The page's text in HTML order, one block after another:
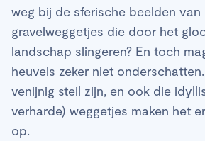
weg bij de sferische beelden
gravelweggetjes die door het
landschap slingeren? En toch
heuvels zeker niet
venijnig steil zijn, en ook die
verharde) weggetjes maken het
op.